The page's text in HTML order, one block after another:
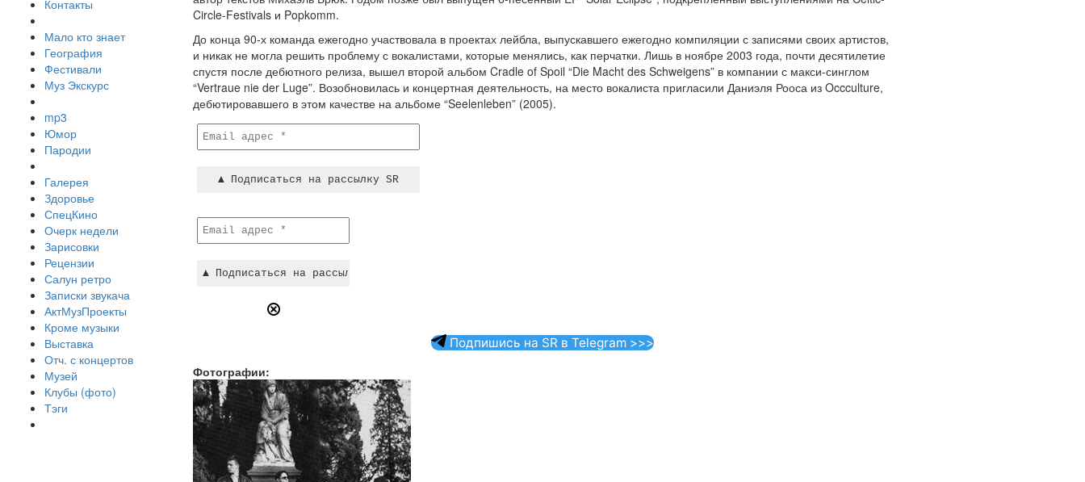
Контакты
Мало кто знает
География
Фестивали
Муз Экскурс
mp3
Юмор
Пародии
Галерея
Здоровье
СпецКино
Очерк недели
Зарисовки
Рецензии
Салун ретро
Записки звукача
АктМузПроекты
Кроме музыки
Выставка
Отч. с концертов
Музей
Клубы (фото)
Тэги
Circle-Festivals и Popkomm.
До конца 90-х команда ежегодно участвовала в проектах лейбла, выпускавшего ежегодно компиляции с записями своих артистов,
и никак не могла решить проблему с вокалистами, которые менялись, как перчатки. Лишь в ноябре 2003 года, почти десятилетие
спустя после дебютного релиза, вышел второй альбом Cradle of Spoil “Die Macht des Schweigens” в компании с макси-синглом
“Vertraue nie der Luge”. Возобновилась и концертная деятельность, на место вокалиста пригласили Даниэля Рооса из Occculture,
дебютировавшего в этом качестве на альбоме “Seelenleben” (2005).
Подпишись на SR в Telegram >>>
Фотографии: